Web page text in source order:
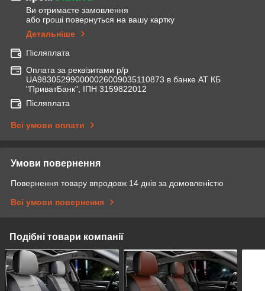
Ви отримаєте замовлення
або гроші повернуться на вашу картку
Детальніше
Післяплата
Оплата за реквізитами р/р
UA983052990000026009035110873 в банке АТ КБ
"ПриватБанк", ІПН 3159822012
Післяплата
Всі умови оплати
Умови повернення
Повернення товару впродовж 14 днів за домовленістю
Всі умови повернення
Подібні товари компанії